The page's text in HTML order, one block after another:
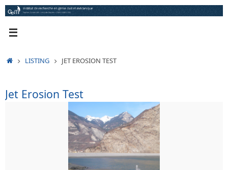
Passer
au
ACCUEIL
LISTING JET EROSION TEST
Jet Erosion Test